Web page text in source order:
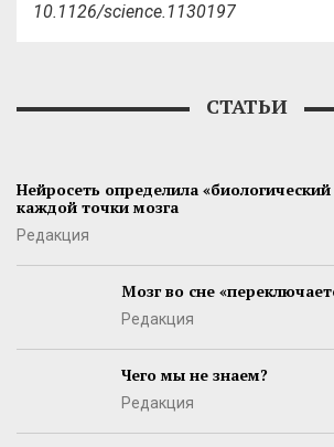
10.1126/science.1130197
СТАТЬИ
Нейросеть определила «биологический
каждой точки мозга
Редакция
Мозг во сне
Редакция
Чего мы не знаем?
Редакция